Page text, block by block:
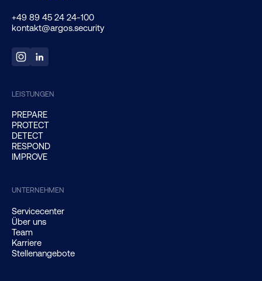
+49 89 45 24 24-100
kontakt@argos.security
LEISTUNGEN
PREPARE
PROTECT
DETECT
RESPOND
IMPROVE
UNTERNEHMEN
Servicecenter
Über uns
Team
Karriere
Stellenangebote